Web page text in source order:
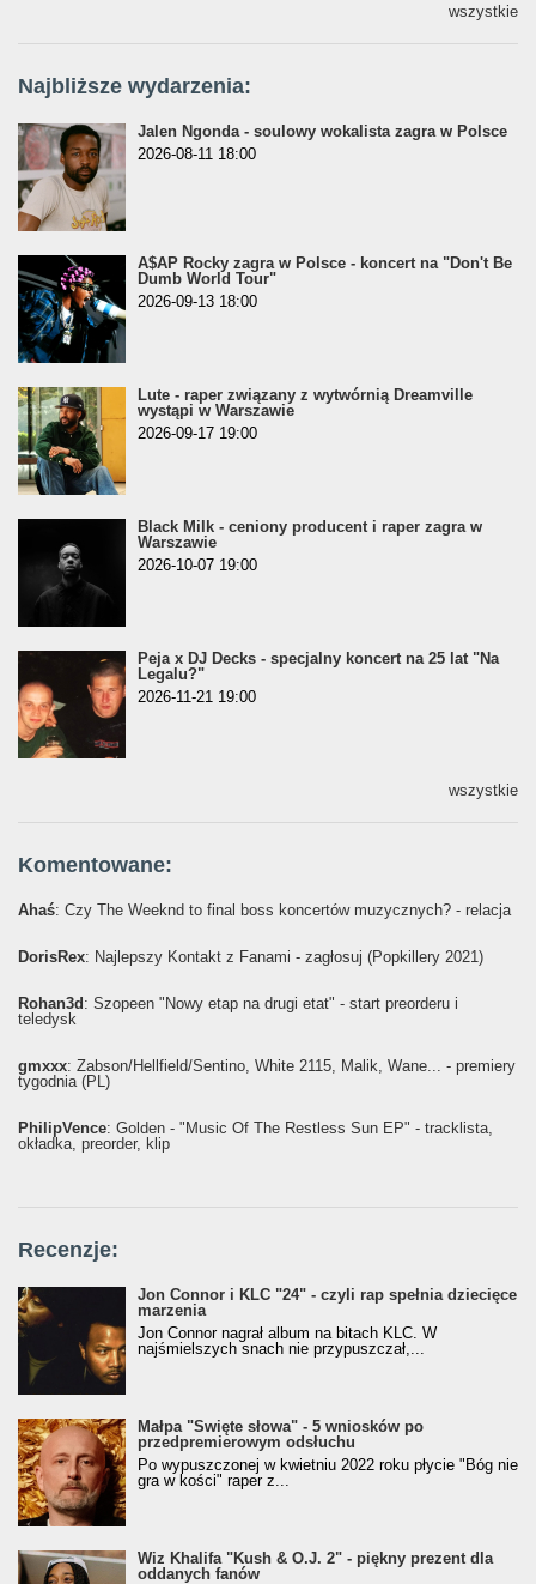
wszystkie
Najbliższe wydarzenia:
Jalen Ngonda - soulowy wokalista zagra w Polsce
2026-08-11 18:00
A$AP Rocky zagra w Polsce - koncert na "Don't Be
Dumb World Tour"
2026-09-13 18:00
Lute - raper związany z wytwórnią Dreamville
wystąpi w Warszawie
2026-09-17 19:00
Black Milk - ceniony producent i raper zagra w
Warszawie
2026-10-07 19:00
Peja x DJ Decks - specjalny koncert na 25 lat "Na
Legalu?"
2026-11-21 19:00
wszystkie
Komentowane:
Ahaś: Czy The Weeknd to final boss koncertów muzycznych? - relacja
DorisRex: Najlepszy Kontakt z Fanami - zagłosuj (Popkillery 2021)
Rohan3d: Szopeen "Nowy etap na drugi etat" - start preorderu i
teledysk
gmxxx: Żabson/Hellfield/Sentino, White 2115, Malik, Wane... - premiery
tygodnia (PL)
PhilipVence: Golden - "Music Of The Restless Sun EP" - tracklista,
okładka, preorder, klip
Recenzje:
Jon Connor i KLC "24" - czyli rap spełnia dziecięce
marzenia
Jon Connor nagrał album na bitach KLC. W
najśmielszych snach nie przypuszczał,...
Małpa "Święte słowa" - 5 wniosków po
przedpremierowym odsłuchu
Po wypuszczonej w kwietniu 2022 roku płycie "Bóg nie
gra w kości" raper z...
Wiz Khalifa "Kush & O.J. 2" - piękny prezent dla
oddanych fanów